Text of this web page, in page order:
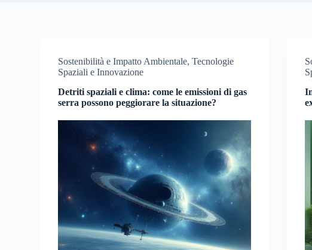
Sostenibilità e Impatto Ambientale,Tecnologie
Spaziali e Innovazione
Detriti spaziali e clima: come le emissioni di gas
serra possono peggiorare la situazione?